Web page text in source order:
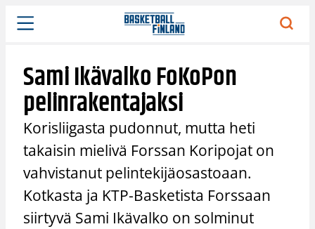
Siirry
sisältöön
Sami Ikävalko FoKoPon
pelinrakentajaksi
Korisliigasta pudonnut, mutta heti
takaisin mielivä Forssan Koripojat on
vahvistanut pelintekijäosastoaan.
Kotkasta ja KTP-Basketista Forssaan
siirtyvä Sami Ikävalko on solminut